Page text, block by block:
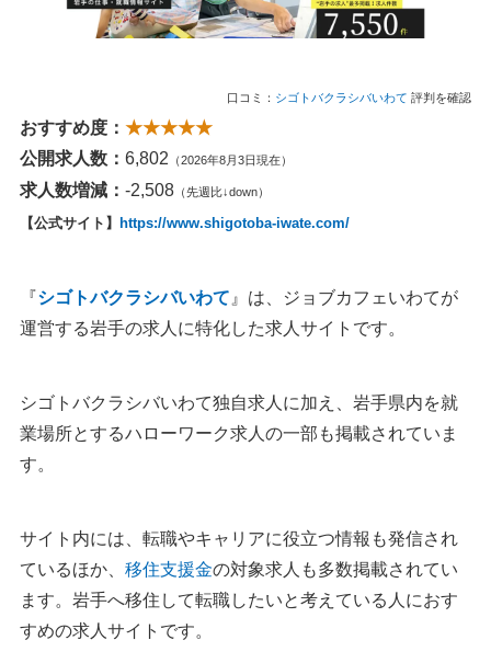
口コミ： シゴトバクラシバいわて 評判を確認
おすすめ度： ★★★★★
公開求人数： 6,802 （2026年8月3日現在）
求人数増減： -2,508 （先週比↓down）
【公式サイト】 https://www.shigotoba-iwate.com/
『シゴトバクラシバいわて 』は、ジョブカフェいわてが
運営する岩手の求人に特化した求人サイトです。
シゴトバクラシバいわて独自求人に加え、岩手県内を就
業場所とするハローワーク求人の一部も掲載されていま
す。
サイト内には、転職やキャリアに役立つ情報も発信され
ているほか、 移住支援金の対象求人も多数掲載されてい
ます。岩手へ移住して転職したいと考えている人におす
すめの求人サイトです。